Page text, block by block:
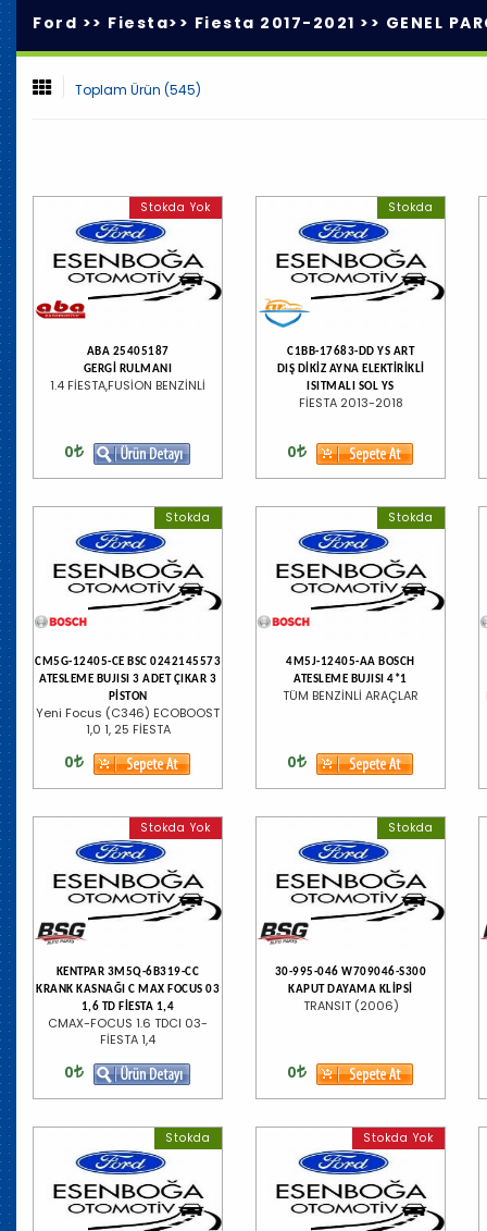
Ford >> Fiesta>> Fiesta 2017-2021 >> GENEL
Toplam Ürün (545)
Stokda Yok
ABA 25405187
GERGİ RULMANI
1.4 FİESTA,FUSİON BENZİNLİ
0
Stokda
C1BB-17683-DD YS ART
DIŞ DİKİZ AYNA ELEKTİRİKLİ
ISITMALI SOL YS
FİESTA 2013-2018
0
Stokda
CM5G-12405-CE BSC 0242145573
ATESLEME BUJISI 3 ADET ÇIKAR 3
PİSTON
Yeni Focus (C346) ECOBOOST
1,0 1, 25 FİESTA
0
Stokda
4M5J-12405-AA BOSCH
ATESLEME BUJISI 4*1
TÜM BENZİNLİ ARAÇLAR
0
Stokda Yok
KENTPAR 3M5Q-6B319-CC
KRANK KASNAĞI C MAX FOCUS 03
1,6 TD FİESTA 1,4
CMAX-FOCUS 1.6 TDCI 03-
FİESTA 1,4
0
Stokda
30-995-046 W709046-S300
KAPUT DAYAMA KLİPSİ
TRANSIT (2006)
0
Stokda Stokda Yok